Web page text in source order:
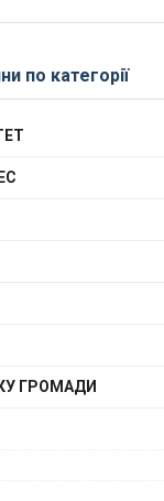
по категорії
ГРОМАДИ